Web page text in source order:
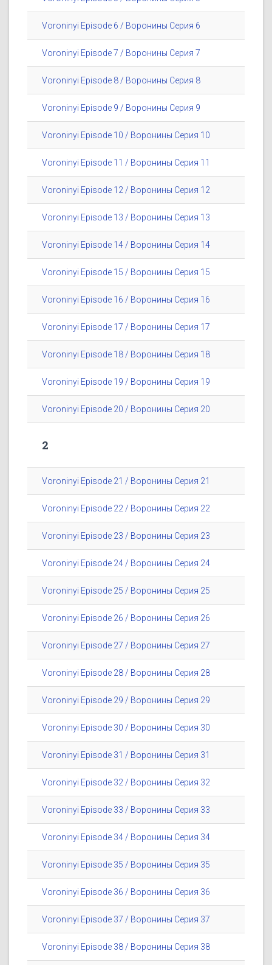
Voroninyi Episode 6 / Воронины Серия 6
Voroninyi Episode 7 / Воронины Серия 7
Voroninyi Episode 8 / Воронины Серия 8
Voroninyi Episode 9 / Воронины Серия 9
Voroninyi Episode 10 / Воронины Серия 10
Voroninyi Episode 11 / Воронины Серия 11
Voroninyi Episode 12 / Воронины Серия 12
Voroninyi Episode 13 / Воронины Серия 13
Voroninyi Episode 14 / Воронины Серия 14
Voroninyi Episode 15 / Воронины Серия 15
Voroninyi Episode 16 / Воронины Серия 16
Voroninyi Episode 17 / Воронины Серия 17
Voroninyi Episode 18 / Воронины Серия 18
Voroninyi Episode 19 / Воронины Серия 19
Voroninyi Episode 20 / Воронины Серия 20
2
Voroninyi Episode 21 / Воронины Серия 21
Voroninyi Episode 22 / Воронины Серия 22
Voroninyi Episode 23 / Воронины Серия 23
Voroninyi Episode 24 / Воронины Серия 24
Voroninyi Episode 25 / Воронины Серия 25
Voroninyi Episode 26 / Воронины Серия 26
Voroninyi Episode 27 / Воронины Серия 27
Voroninyi Episode 28 / Воронины Серия 28
Voroninyi Episode 29 / Воронины Серия 29
Voroninyi Episode 30 / Воронины Серия 30
Voroninyi Episode 31 / Воронины Серия 31
Voroninyi Episode 32 / Воронины Серия 32
Voroninyi Episode 33 / Воронины Серия 33
Voroninyi Episode 34 / Воронины Серия 34
Voroninyi Episode 35 / Воронины Серия 35
Voroninyi Episode 36 / Воронины Серия 36
Voroninyi Episode 37 / Воронины Серия 37
Voroninyi Episode 38 / Воронины Серия 38